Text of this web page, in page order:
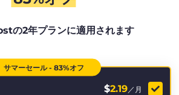
の2年プランに適用されます
サマーセール - 83%オフ
$2.19 ／月